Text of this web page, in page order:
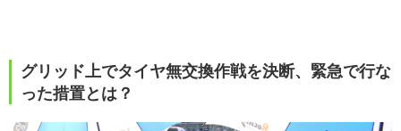
グリッド上でタイヤ無交換作戦を決断、緊急で行な
った措置とは？